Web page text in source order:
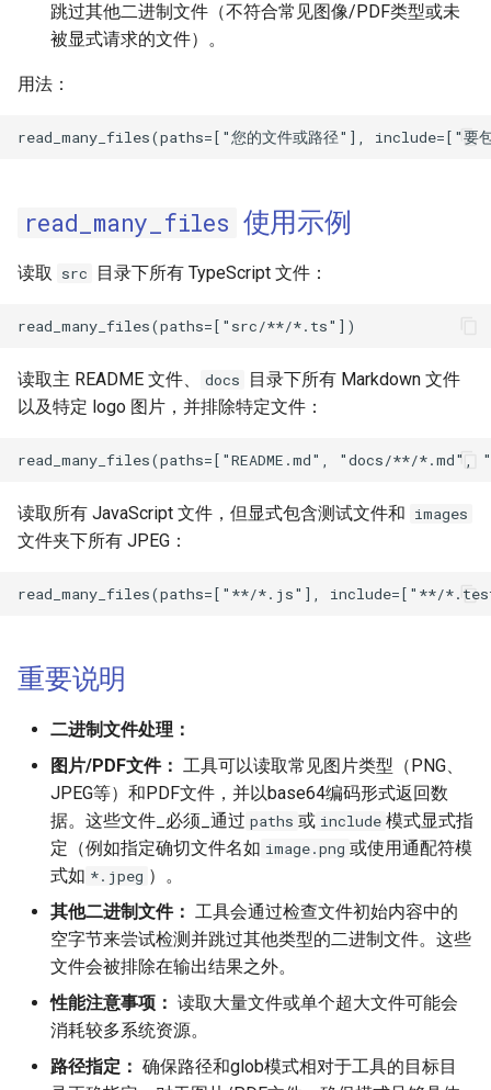
跳过其他二进制文件（不符合常见图像/PDF类型或未
被显式请求的文件）。
用法：
read_many_files 使用示例
读取 src 目录下所有 TypeScript 文件：
读取主 README 文件、 docs
目录下所有 Markdown 文件
以及特定 logo 图片，并排除特定文件：
读取所有 JavaScript 文件，但显式包含测试文件和 images
文件夹下所有 JPEG：
重要说明
二进制文件处理：
图片/PDF文件： 工具可以读取常见图片类型（PNG、
JPEG等）和PDF文件，并以base64编码形式返回数
据。这些文件_必须_通过 paths 或 include 模式显式指
定（例如指定确切文件名如 image.png 或使用通配符模
式如 *.jpeg ）。
其他二进制文件： 工具会通过检查文件初始内容中的
空字节来尝试检测并跳过其他类型的二进制文件。这些
文件会被排除在输出结果之外。
性能注意事项： 读取大量文件或单个超大文件可能会
消耗较多系统资源。
路径指定： 确保路径和glob模式相对于工具的目标目